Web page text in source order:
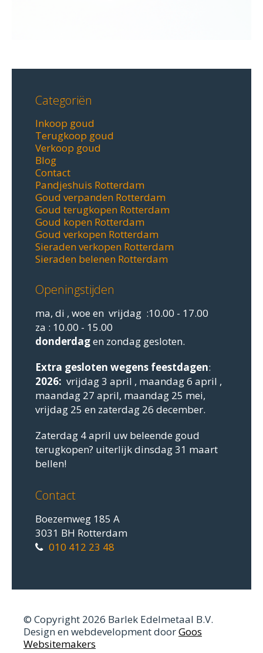
Categoriën
Inkoop goud
Terugkoop goud
Verkoop goud
Blog
Contact
Pandjeshuis Rotterdam
Goud verpanden Rotterdam
Goud terugkopen Rotterdam
Goud kopen Rotterdam
Goud verkopen Rotterdam
Sieraden verkopen Rotterdam
Sieraden belenen Rotterdam
Openingstijden
ma, di , woe en vrijdag :10.00 - 17.00
za : 10.00 - 15.00
donderdagen zondag gesloten.
Extra gesloten wegens feestdagen:
2026: vrijdag 3 april , maandag 6 april ,
maandag 27 april, maandag 25 mei,
vrijdag 25 en zaterdag 26 december.
Zaterdag 4 april uw beleende goud
terugkopen? uiterlijk dinsdag 31 maart
bellen!
Contact
Boezemweg 185 A
3031 BH Rotterdam
010 412 23 48
© Copyright 2026 Barlek Edelmetaal B.V.
Design en webdevelopment doorGoos
Websitemakers